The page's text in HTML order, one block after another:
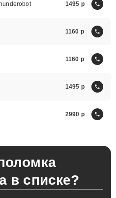
1495
1160
1160
1495
2990
в списке?